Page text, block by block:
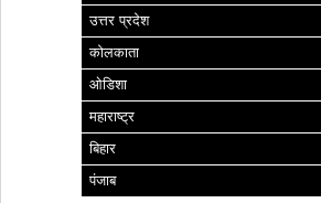
उत्तर प्रदेश
कोलकाता
ओडिशा
महाराष्ट्र
बिहार
पंजाब